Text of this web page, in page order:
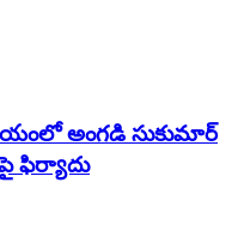
అంగడి సుకుమార్
ఫిర్యాదు